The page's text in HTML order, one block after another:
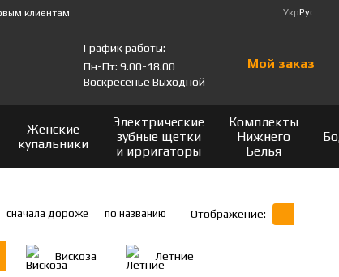
клиентам УкрРус
График работы:
Пн-Пт: 9.00-18.00
Воскресенье Выходной
Мой заказ
Женские
купальники
Электрические
зубные щетки
и ирригаторы
Комплекты
Нижнего
Белья
сначала дороже по названию Отображение:
Вискоза Летние